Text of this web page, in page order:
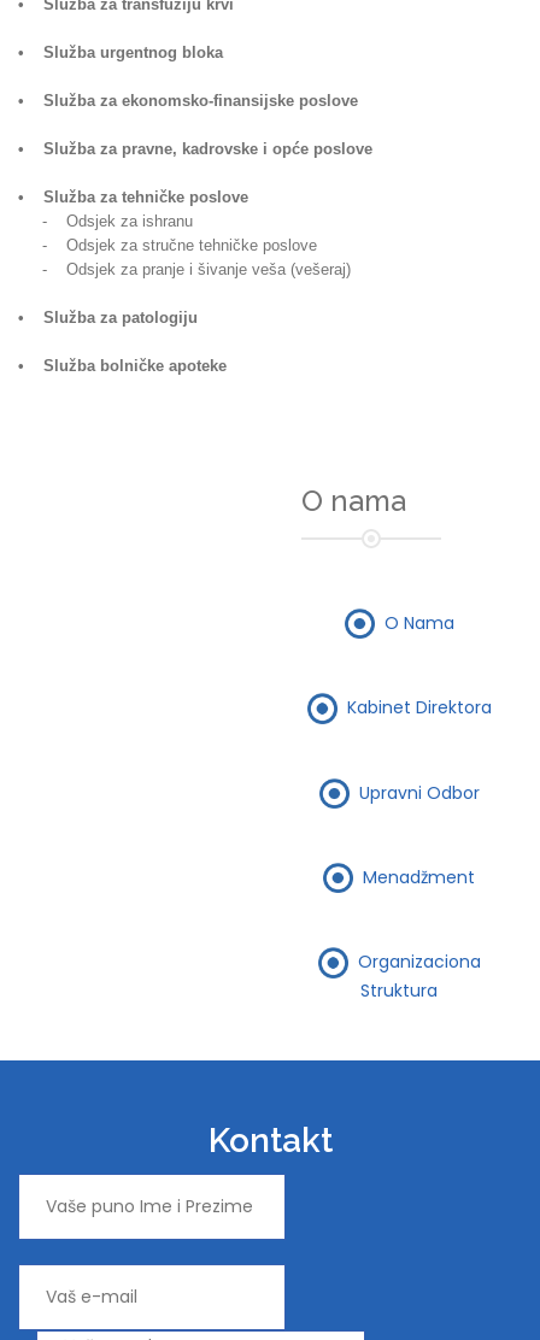
• Služba za transfuziju krvi
• Služba urgentnog bloka
• Služba za ekonomsko-finansijske poslove
• Služba za pravne, kadrovske i opće poslove
• Služba za tehničke poslove
- Odsjek za ishranu
- Odsjek za stručne tehničke poslove
- Odsjek za pranje i šivanje veša (vešeraj)
• Služba za patologiju
• Služba bolničke apoteke
O nama
O Nama
Kabinet Direktora
Upravni Odbor
Menadžment
Organizaciona
Struktura
Kontakt